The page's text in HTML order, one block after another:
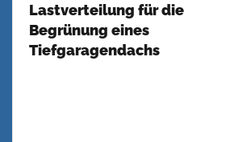
Lastverteilung für die
Begrünung eines
Tiefgaragendachs